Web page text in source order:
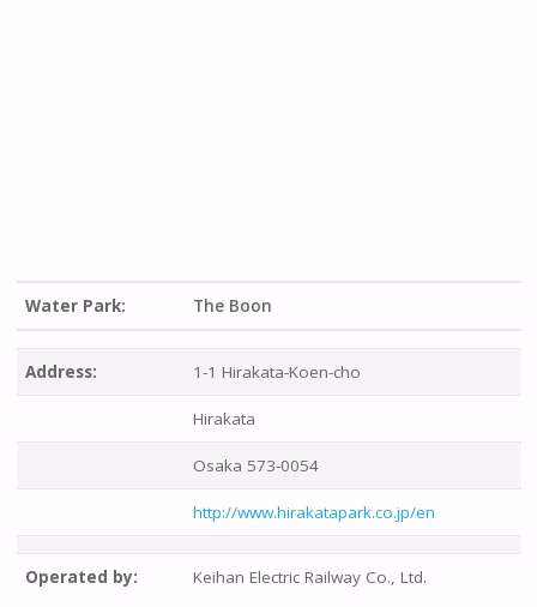
Water Park: The Boon
Address: 1-1 Hirakata-Koen-cho
Hirakata
Osaka 573-0054
http://www.hirakatapark.co.jp/en
Operated by: Keihan Electric Railway Co., Ltd.